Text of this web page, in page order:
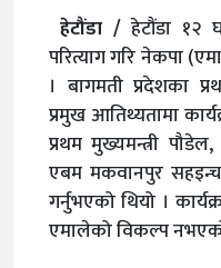
हेटौंडा /हेटौंडा १२
परित्याग गरि नेकपा
। बागमती प्रदेशका
प्रमुख आतिथ्यतामा
प्रथम मुख्यमन्त्री
एबम मकवानपुर
गर्नुभएको थियो ।
एमालेको विकल्प